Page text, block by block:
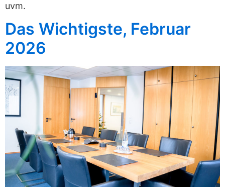
uvm.
Das Wichtigste, Februar
2026